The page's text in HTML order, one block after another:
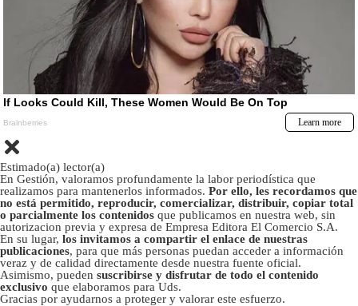
Estimado(a) lector(a)
En Gestión, valoramos profundamente la labor periodística que
realizamos para mantenerlos informados. Por ello, les recordamos que
no está permitido, reproducir, comercializar, distribuir, copiar total
o parcialmente los contenidos que publicamos en nuestra web, sin
autorizacion previa y expresa de Empresa Editora El Comercio S.A.
En su lugar, los invitamos a compartir el enlace de nuestras
publicaciones, para que más personas puedan acceder a información
veraz y de calidad directamente desde nuestra fuente oficial.
Asimismo, pueden suscribirse y disfrutar de todo el contenido
exclusivo que elaboramos para Uds.
Gracias por ayudarnos a proteger y valorar este esfuerzo.